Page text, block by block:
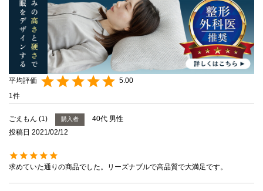
5.00
1
ごえもん 1 購入者 40代 男性
投稿日 2021/02/12
求めていた通りの商品でした。リーズナブルで高品質で大満足です。